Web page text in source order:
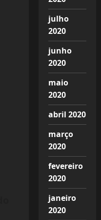
julho
2020
junho
2020
maio
2020
abril 2020
março
2020
fevereiro
2020
janeiro
2020